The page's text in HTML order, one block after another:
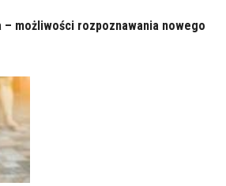
– możliwości rozpoznawania nowego